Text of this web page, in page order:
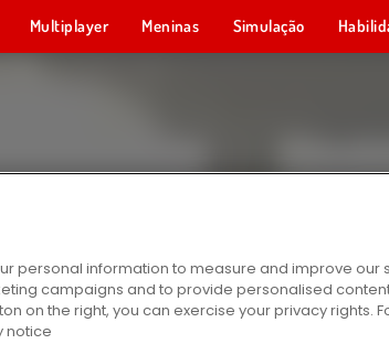
Multiplayer Meninas Simulação
personal information to measure and improve our
campaigns and to provide personalised
on the right, you can exercise your privacy rights.
notice